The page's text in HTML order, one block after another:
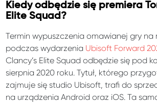
Kiedy odbędzie się premiera
Elite Squad?
Termin wypuszczenia omawianej gry na
podczas wydarzenia Ubisoft Forward
Clancy’s Elite Squad odbędzie się pod
sierpnia 2020 roku. Tytuł, którego
zajmuje się studio Ubisoft, trafi do
na urządzenia Android oraz iOS. Ta